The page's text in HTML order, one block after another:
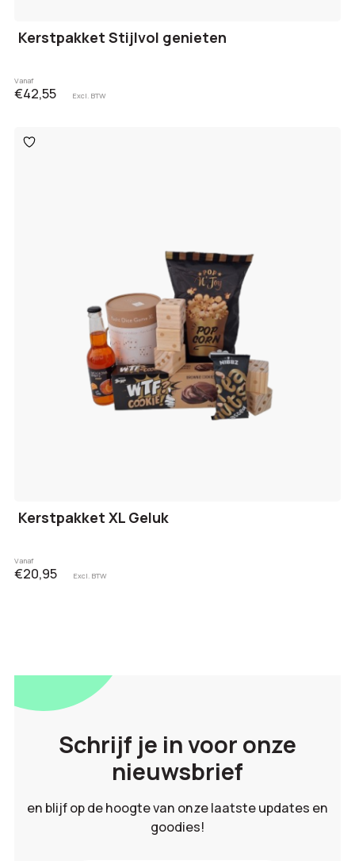
Kerstpakket Stijlvol genieten
Vanaf
€42,55 Excl. BTW
Toevoegen
aan
Kerstpakket XL Geluk
Vanaf
€20,95 Excl. BTW
Schrijf je in voor onze
nieuwsbrief
en blijf op de hoogte van onze laatste updates en
goodies!